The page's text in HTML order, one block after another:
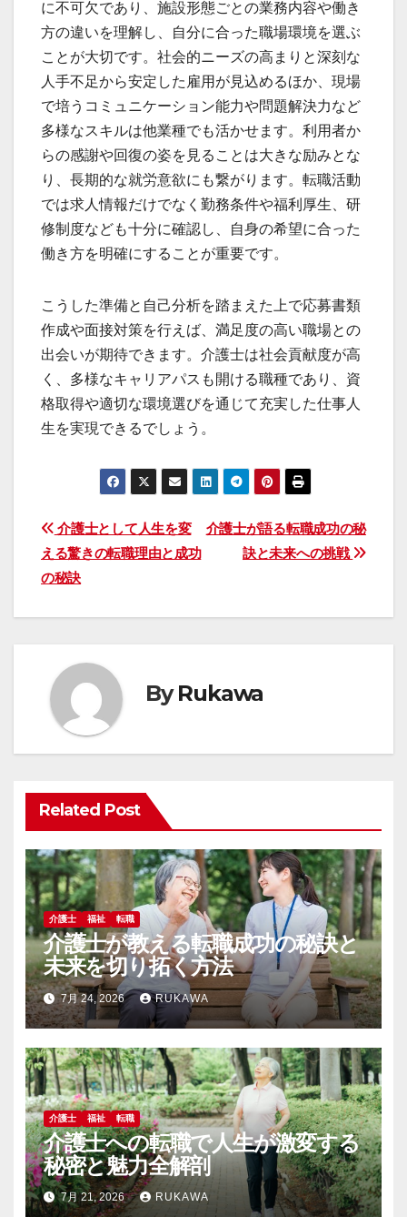
に不可欠であり、施設形態ごとの業務内容や働き
方の違いを理解し、自分に合った職場環境を選ぶ
ことが大切です。社会的ニーズの高まりと深刻な
人手不足から安定した雇用が見込めるほか、現場
で培うコミュニケーション能力や問題解決力など
多様なスキルは他業種でも活かせます。利用者か
らの感謝や回復の姿を見ることは大きな励みとな
り、長期的な就労意欲にも繋がります。転職活動
では求人情報だけでなく勤務条件や福利厚生、研
修制度なども十分に確認し、自身の希望に合った
働き方を明確にすることが重要です。
こうした準備と自己分析を踏まえた上で応募書類
作成や面接対策を行えば、満足度の高い職場との
出会いが期待できます。介護士は社会貢献度が高
く、多様なキャリアパスも開ける職種であり、資
格取得や適切な環境選びを通じて充実した仕事人
生を実現できるでしょう。
投
稿
ナ
ゲ
ー
シ
ョ
ン
介護士が語る転職成功の秘
訣と未来への挑戦
介護士として人生を変
える驚きの転職理由と成功
の秘訣
ByRukawa
Related Post
介護士 福祉 転職
介護士が教える転職成功の秘訣と
未来を切り拓く方法
7月 24, 2026 RUKAWA
介護士 福祉 転職
介護士への転職で人生が激変する
秘密と魅力全解剖
7月 21, 2026 RUKAWA